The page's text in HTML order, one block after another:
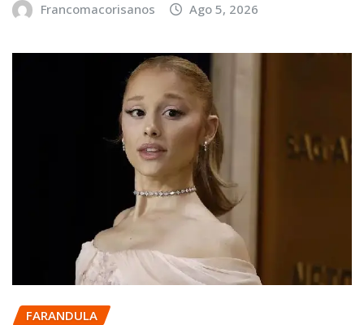
Francomacorisanos Ago 5, 2026
FARANDULA